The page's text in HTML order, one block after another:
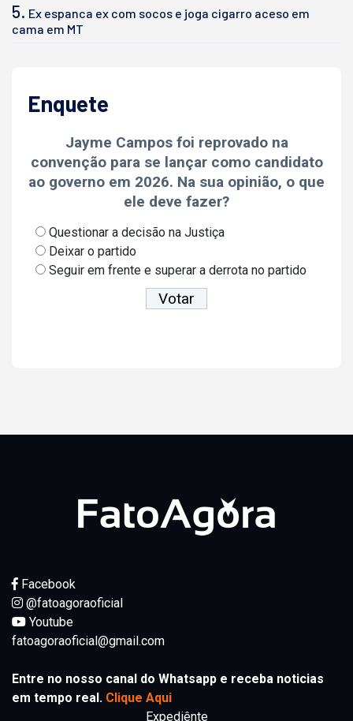
5. Ex espanca ex com socos e joga cigarro aceso em
cama em MT
Enquete
Jayme Campos foi reprovado na
convenção para se lançar como candidato
ao governo em 2026. Na sua opinião, o que
ele deve fazer?
Questionar a decisão na Justiça
Deixar o partido
Seguir em frente e superar a derrota no partido
Facebook
@fatoagoraoficial
Youtube
fatoagoraoficial@gmail.com
Entre no nosso canal do Whatsapp e receba noticias
em tempo real. Clique Aqui
Expediênte